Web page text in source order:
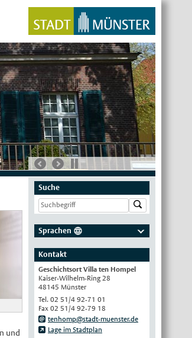
und
Suche
Sprachen
Deutsch
Nederlands
English
Українська
Türkçe
اللغة العربية
Kontakt
Geschichtsort Villa ten Hompel
Kaiser-Wilhelm-Ring 28
48145 Münster
Tel. 02 51/4 92-71 01
Fax 02 51/4 92-79 18
tenhomp@stadt-muenster.de
Lage im Stadtplan